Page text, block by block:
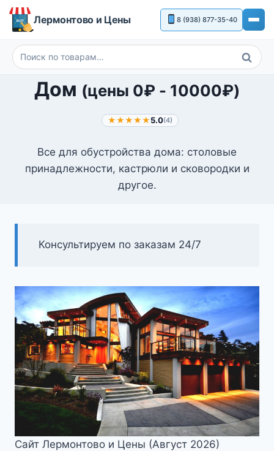
Перейти
Лермонтово и Цены 8 (938) 877-35-40
Искать:
Поиск
Дом (цены 0₽ - 10000₽)
★★★★★5.0(4)
Все для обустройства дома: столовые
принадлежности, кастрюли и сковородки и
другое.
Консультируем по заказам 24/7
Сайт Лермонтово и Цены (Август 2026)